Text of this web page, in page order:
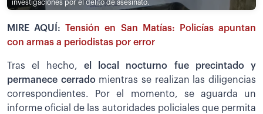
investigaciones por el delito de asesinato.
MIRE AQUÍ:Tensión en San Matías: Policías apuntan
con armas a periodistas por error
Tras el hecho, el local nocturno fue precintado y
permanece cerradomientras se realizan las diligencias
correspondientes. Por el momento, se aguarda un
informe oficial de las autoridades policiales que permita